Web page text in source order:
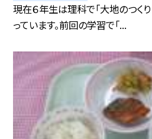
現在６年生は理科で「大地のつく
っています。前回の学習で「...